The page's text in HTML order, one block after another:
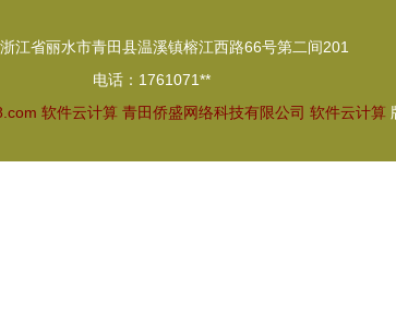
江省丽水市青田县温溪镇榕江西路66号第二间201
电话：1761071**
软件云计算 青田侨盛网络科技有限公司 软件云计算